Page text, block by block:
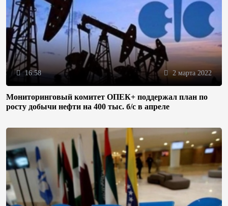
16:58 2 марта 2022
Мониторинговый комитет ОПЕК+ поддержал план по
росту добычи нефти на 400 тыс. б/с в апреле